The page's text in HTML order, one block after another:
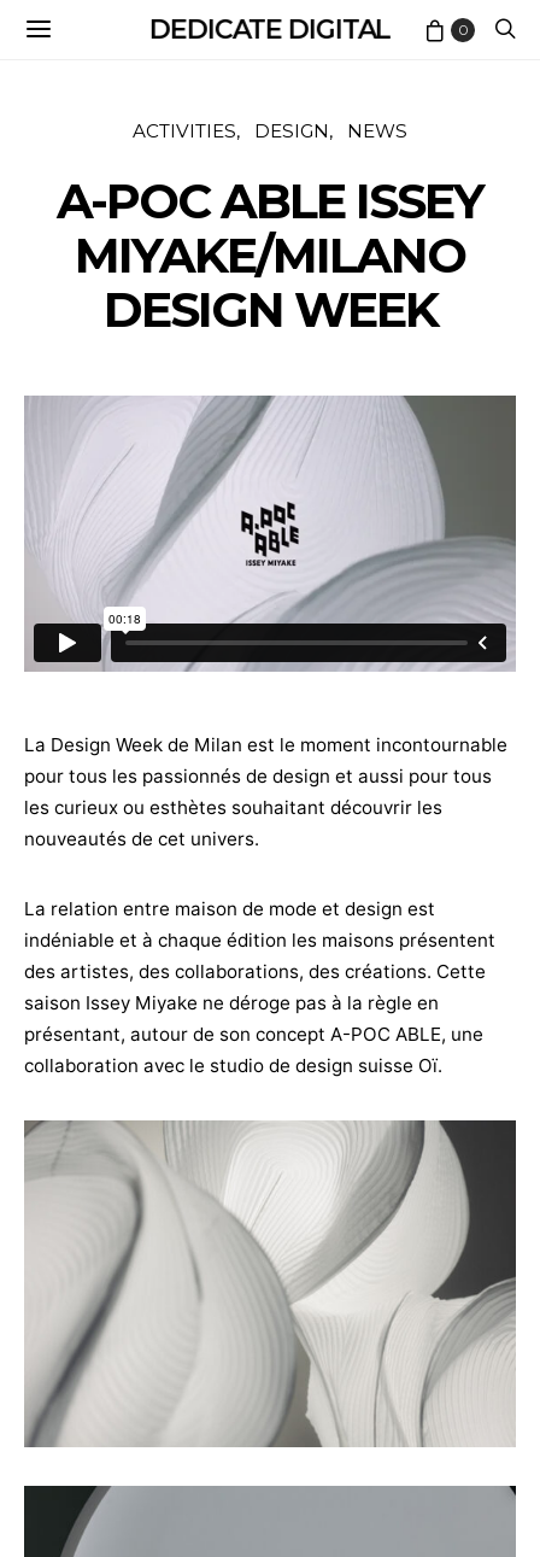
DEDICATE DIGITAL 0
ACTIVITIES DESIGN NEWS
A-POC ABLE ISSEY
MIYAKE/MILANO
DESIGN WEEK
La Design Week de Milan est le moment incontournable
pour tous les passionnés de design et aussi pour tous
les curieux ou esthètes souhaitant découvrir les
nouveautés de cet univers.
La relation entre maison de mode et design est
indéniable et à chaque édition les maisons présentent
des artistes, des collaborations, des créations. Cette
saison Issey Miyake ne déroge pas à la règle en
présentant, autour de son concept A-POC ABLE, une
collaboration avec le studio de design suisse Oï.